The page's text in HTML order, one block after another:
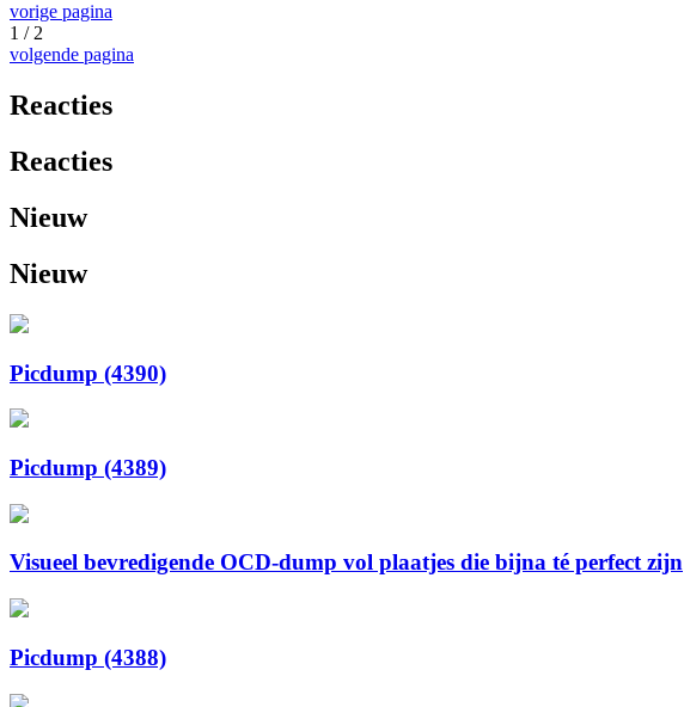
vorige pagina
1 / 2
volgende pagina
Reacties
Reacties
Nieuw
Nieuw
Picdump (4390)
Picdump (4389)
Visueel bevredigende OCD-dump vol plaatjes die bijna té perfect zijn
Picdump (4388)